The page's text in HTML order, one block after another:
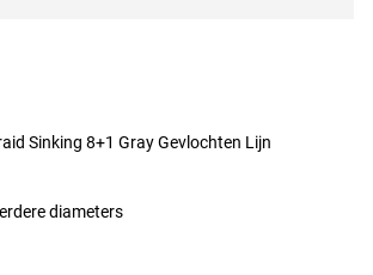
Sinking 8+1 Gray Gevlochten Lijn
diameters